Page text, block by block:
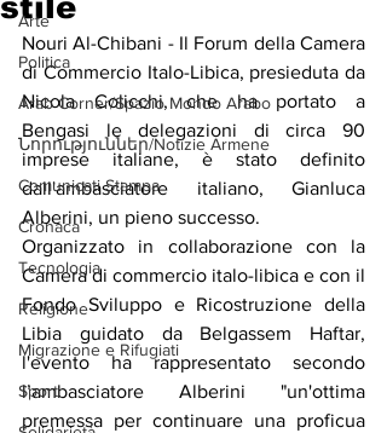
Arte
Politica
Arab Corner/Spazio Mondo Arabo
Նորություններ/Notizie Armene
Comunicati Stampa
Cronaca
Tecnologia
Religione
Migrazione e Rifugiati
Sport
Nouri Al-Chibani - Il Forum della Camera
di Commercio Italo-Libica, presieduta da
Nicola Colicchi, che ha portato a
Bengasi le delegazioni di circa 90
imprese italiane, è stato definito
dall'ambasciatore italiano, Gianluca
Alberini, un pieno successo.
Organizzato in collaborazione con la
Camera di commercio italo-libica e con il
Fondo Sviluppo e Ricostruzione della
Libia guidato da Belgassem Haftar,
l'evento ha rappresentato secondo
l’ambasciatore Alberini "un'ottima
premessa per continuare una proficua